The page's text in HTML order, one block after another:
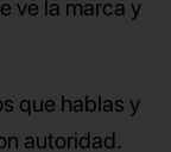
ve la marca y
que hablas y
autoridad.